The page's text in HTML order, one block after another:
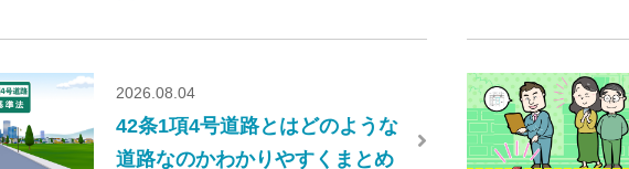
2026.08.04
42条1項4号道路とはどのような
道路なのかわかりやすくまとめ